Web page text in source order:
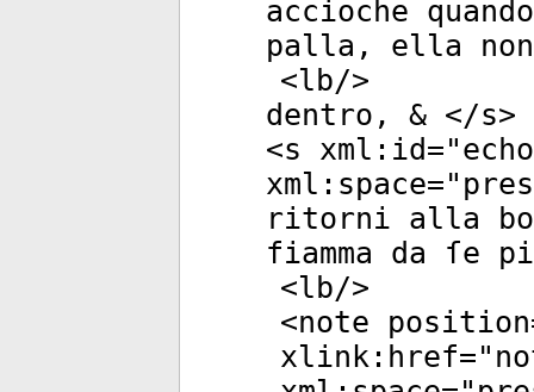
accioche
palla, ella
<lb/>
dentro, & </s>
<s xml:id="
xml:space="
ritorni alla
fiamma da ſe
<lb/>
<note position
xlink:href="